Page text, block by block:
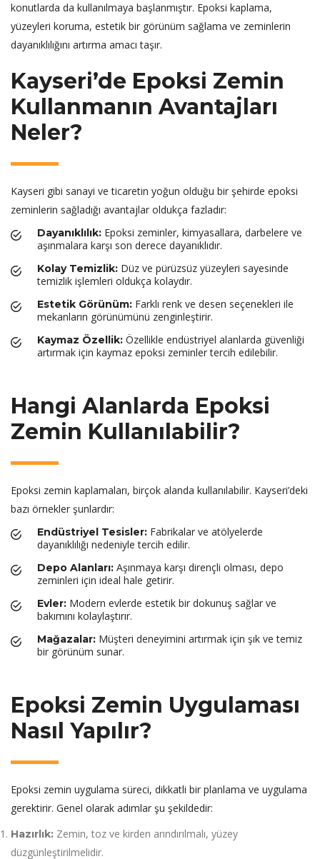
konutlarda da kullanılmaya başlanmıştır. Epoksi kaplama,
yüzeyleri koruma, estetik bir görünüm sağlama ve zeminlerin
dayanıklılığını artırma amacı taşır.
Kayseri’de Epoksi Zemin
Kullanmanın Avantajları
Neler?
Kayseri gibi sanayi ve ticaretin yoğun olduğu bir şehirde epoksi
zeminlerin sağladığı avantajlar oldukça fazladır:
Dayanıklılık: Epoksi zeminler, kimyasallara, darbelere ve
aşınmalara karşı son derece dayanıklıdır.
Kolay Temizlik: Düz ve pürüzsüz yüzeyleri sayesinde
temizlik işlemleri oldukça kolaydır.
Estetik Görünüm: Farklı renk ve desen seçenekleri ile
mekanların görünümünü zenginleştirir.
Kaymaz Özellik: Özellikle endüstriyel alanlarda güvenliği
artırmak için kaymaz epoksi zeminler tercih edilebilir.
Hangi Alanlarda Epoksi
Zemin Kullanılabilir?
Epoksi zemin kaplamaları, birçok alanda kullanılabilir. Kayseri’deki
bazı örnekler şunlardır:
Endüstriyel Tesisler: Fabrikalar ve atölyelerde
dayanıklılığı nedeniyle tercih edilir.
Depo Alanları: Aşınmaya karşı dirençli olması, depo
zeminleri için ideal hale getirir.
Evler: Modern evlerde estetik bir dokunuş sağlar ve
bakımını kolaylaştırır.
Mağazalar: Müşteri deneyimini artırmak için şık ve temiz
bir görünüm sunar.
Epoksi Zemin Uygulaması
Nasıl Yapılır?
Epoksi zemin uygulama süreci, dikkatli bir planlama ve uygulama
gerektirir. Genel olarak adımlar şu şekildedir:
Hazırlık: Zemin, toz ve kirden arındırılmalı, yüzey
düzgünleştirilmelidir.